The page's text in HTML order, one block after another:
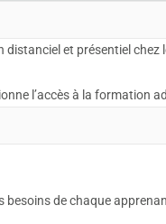
et présentiel chez
l’accès à la formation
besoins de chaque